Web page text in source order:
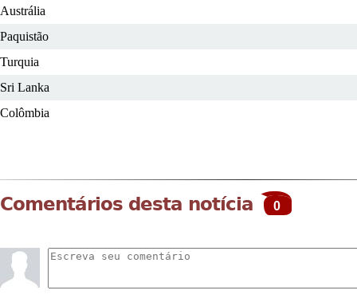
Austrália
Paquistão
Turquia
Sri Lanka
Colômbia
Comentários desta notícia 0